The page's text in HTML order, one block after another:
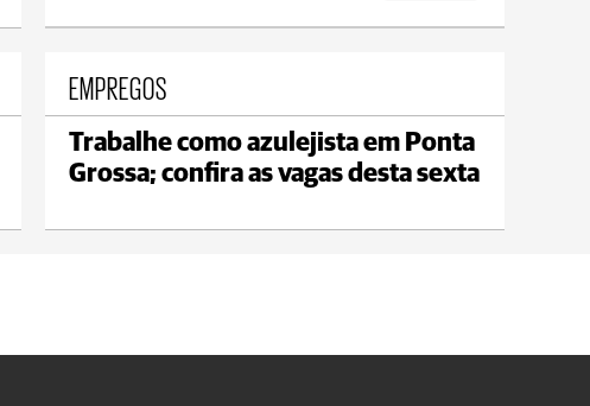
Jaguariaíva
max 22°C min 19°C
EMPREGOS
Trabalhe como azulejista em Ponta
Grossa; confira as vagas desta sexta